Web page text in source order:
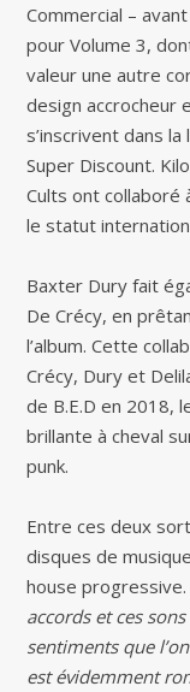
Commercial –
pour Volume 3,
valeur une autre
design accrocheur
s’inscrivent dans
Super Discount.
Cults ont collaboré
le statut
Baxter Dury fait
De Crécy, en
l’album. Cette
Crécy, Dury et
de B.E.D en 2018,
brillante à cheval
punk.
Entre ces deux
disques de
house
accords et ces
sentiments que
est évidemment